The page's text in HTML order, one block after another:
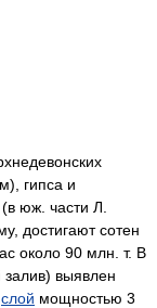
гипса и
юж. части Л.
достигают сотен
около 90 млн. т. B
выявлен
слой мощностью 3